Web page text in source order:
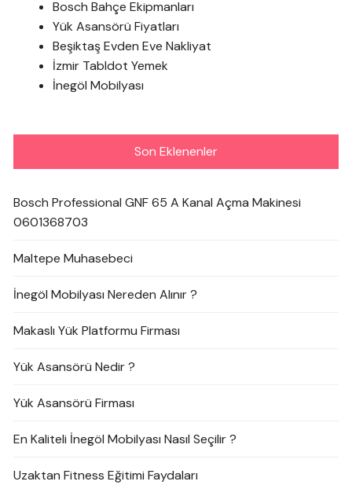
Bosch Bahçe Ekipmanları
Yük Asansörü Fiyatları
Beşiktaş Evden Eve Nakliyat
İzmir Tabldot Yemek
İnegöl Mobilyası
Son Eklenenler
Bosch Professional GNF 65 A Kanal Açma Makinesi
0601368703
Maltepe Muhasebeci
İnegöl Mobilyası Nereden Alınır ?
Makaslı Yük Platformu Firması
Yük Asansörü Nedir ?
Yük Asansörü Firması
En Kaliteli İnegöl Mobilyası Nasıl Seçilir ?
Uzaktan Fitness Eğitimi Faydaları